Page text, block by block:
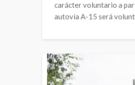
carácter voluntario a
autovía A-15 será